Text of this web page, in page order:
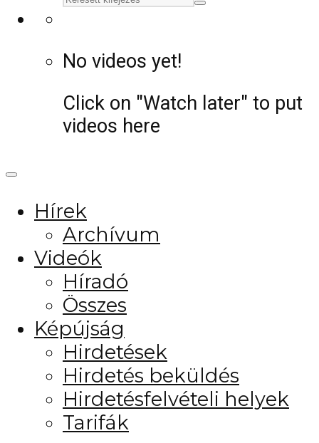
No videos yet!
Click on "Watch later" to put
videos here
Hírek
Archívum
Videók
Híradó
Összes
Képújság
Hirdetések
Hirdetés beküldés
Hirdetésfelvételi helyek
Tarifák